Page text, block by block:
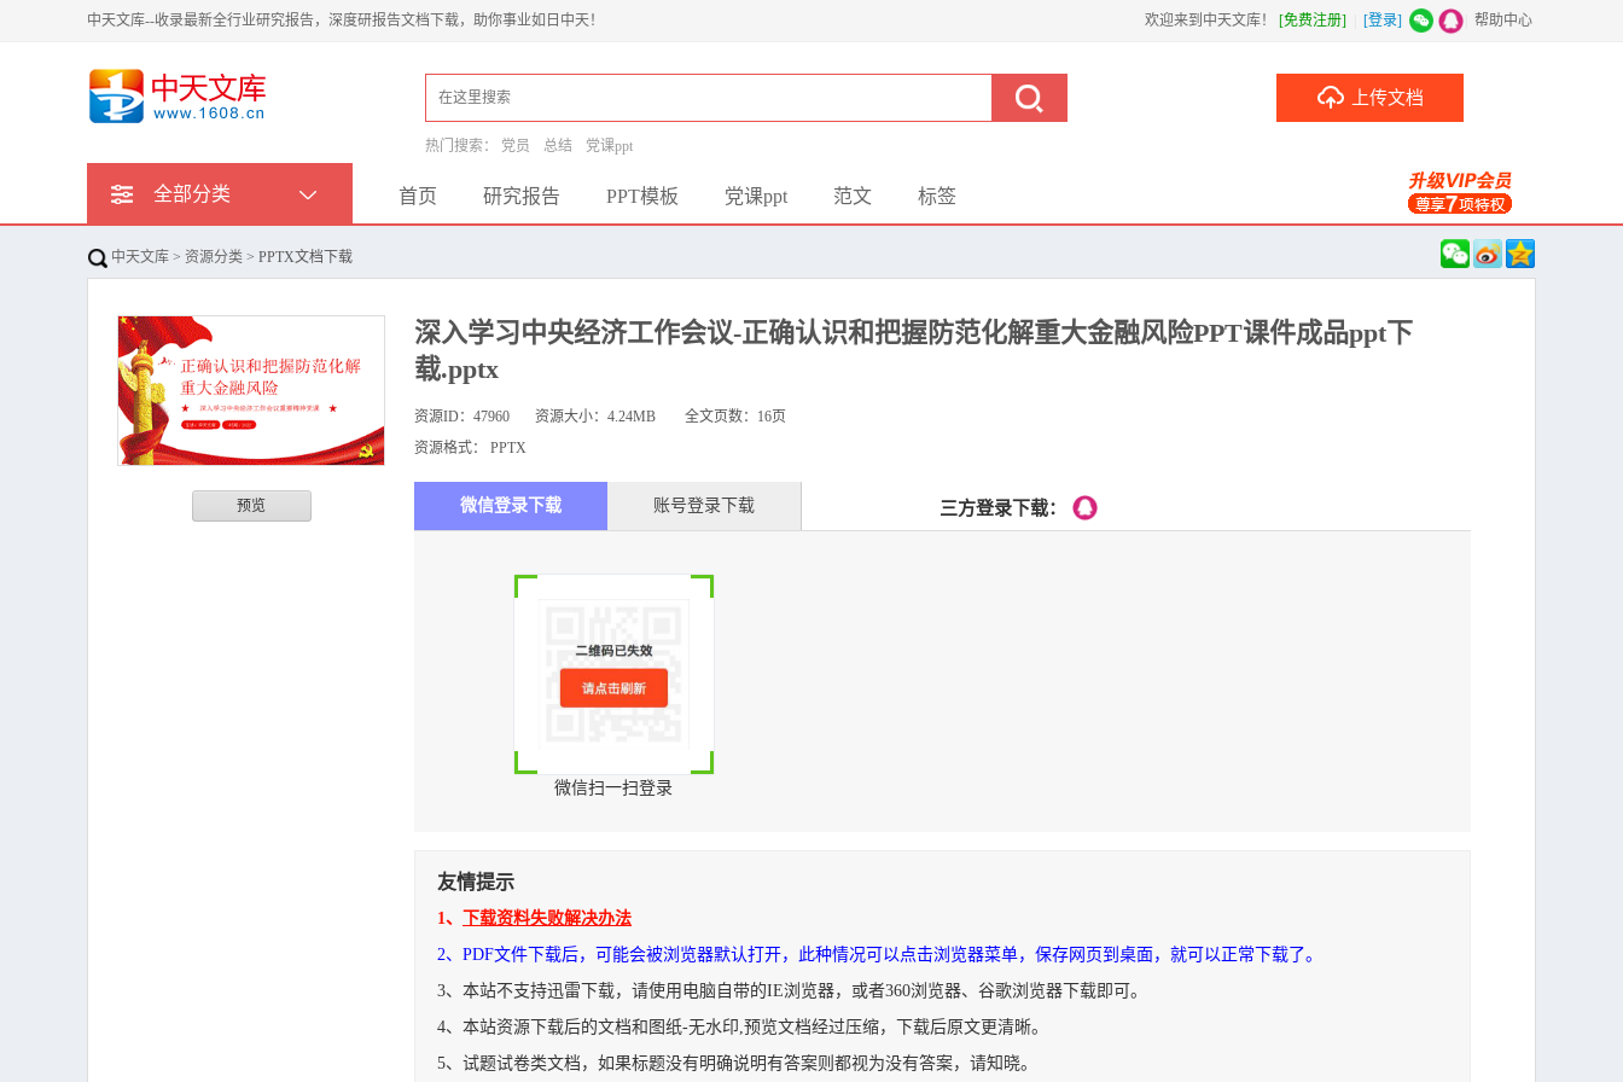
欢迎来到中天文库！ [免费注册] [登录] 帮助中心
中天文库--收录最新全行业研究报告，深度研报告文档下载，助你事业如日中天！
热门搜索： 党员 总结 党课ppt
上传文档
全部分类 首页 研究报告 PPT模板 党课ppt 范文 标签
中天文库 > 资源分类 > PPTX文档下载
预览
深入学习中央经济工作会议-正确认识和把握防范化解重大金融风险PPT课件成品ppt下
载.pptx
资源ID： 47960 资源大小： 4.24MB 全文页数：16页
资源格式： PPTX
微信登录下载 账号登录下载 三方登录下载：
微信扫一扫登录
友情提示
1、
下载资料失败解决办法
2、PDF文件下载后，可能会被浏览器默认打开，此种情况可以点击浏览器菜单，保存网页到桌面，就可以正常下载了。
3、本站不支持迅雷下载，请使用电脑自带的IE浏览器，或者360浏览器、谷歌浏览器下载即可。
4、本站资源下载后的文档和图纸-无水印,预览文档经过压缩，下载后原文更清晰。
5、试题试卷类文档，如果标题没有明确说明有答案则都视为没有答案，请知晓。